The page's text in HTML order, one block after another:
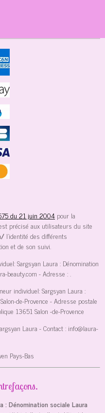
du 21 juin 2004 pour la
précisé aux utilisateurs du site
l'identité des différents
et de son suivi.
Sargsyan Laura : Dénomination
beauty.com - Adresse :
individuel: Sargsyan Laura :
de-Provence - Adresse postale
13651 Salon -de-Provence
Laura - Contact : info@laura-
Pays-Bas
: Dénomination sociale Laura